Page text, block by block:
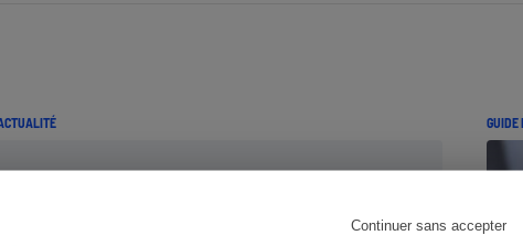
Continuer sans accepter
GUIDE